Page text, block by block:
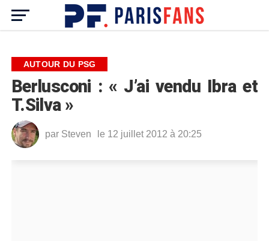
AUTOUR DU PSG
Berlusconi : « J’ai vendu Ibra et
T.Silva »
par Steven le 12 juillet 2012 à 20:25